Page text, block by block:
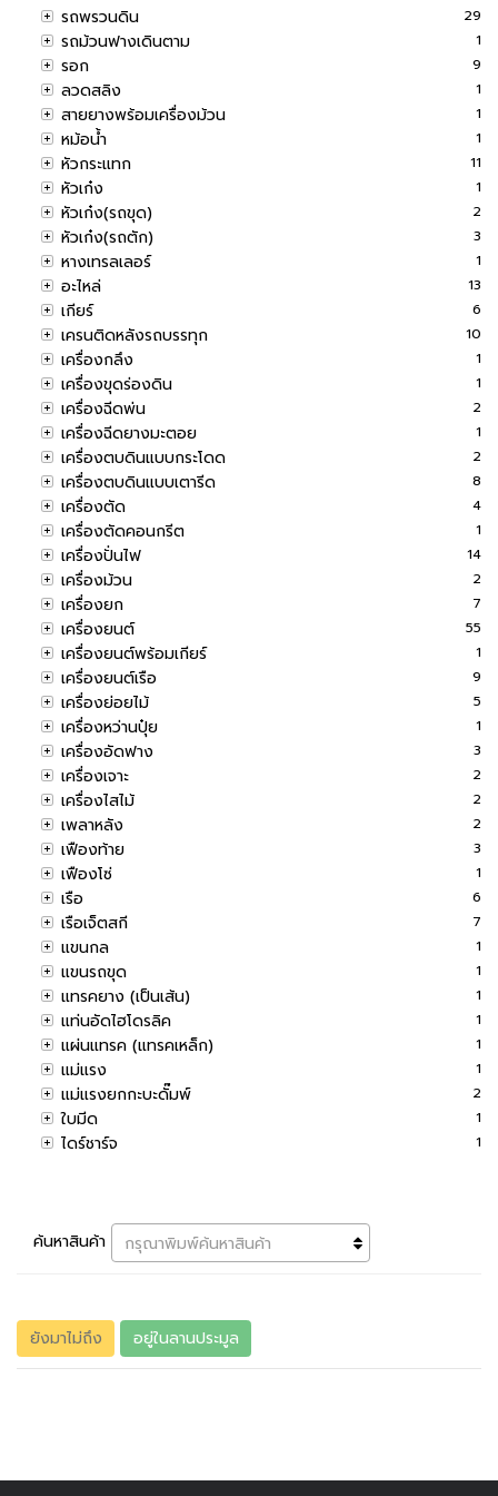
รถพรวนดิน 29
รถม้วนฟางเดินตาม 1
รอก 9
ลวดสลิง 1
สายยางพร้อมเครื่องม้วน 1
หม้อน้ำ 1
หัวกระแทก 11
หัวเก๋ง 1
หัวเก๋ง(รถขุด) 2
หัวเก๋ง(รถตัก) 3
หางเทรลเลอร์ 1
อะไหล่ 13
เกียร์ 6
เครนติดหลังรถบรรทุก 10
เครื่องกลึง 1
เครื่องขุดร่องดิน 1
เครื่องฉีดพ่น 2
เครื่องฉีดยางมะตอย 1
เครื่องตบดินแบบกระโดด 2
เครื่องตบดินแบบเตารีด 8
เครื่องตัด 4
เครื่องตัดคอนกรีต 1
เครื่องปั่นไฟ 14
เครื่องม้วน 2
เครื่องยก 7
เครื่องยนต์ 55
เครื่องยนต์พร้อมเกียร์ 1
เครื่องยนต์เรือ 9
เครื่องย่อยไม้ 5
เครื่องหว่านปุ๋ย 1
เครื่องอัดฟาง 3
เครื่องเจาะ 2
เครื่องไสไม้ 2
เพลาหลัง 2
เฟืองท้าย 3
เฟืองโซ่ 1
เรือ 6
เรือเจ็ตสกี 7
แขนกล 1
แขนรถขุด 1
แทรคยาง (เป็นเส้น) 1
แท่นอัดไฮโดรลิค 1
แผ่นแทรค (แทรคเหล็ก) 1
แม่แรง 1
แม่แรงยกกะบะดั๊มพ์ 2
ใบมีด 1
ไดร์ชาร์จ 1
ค้นหาสินค้า กรุณาพิมพ์ค้นหาสินค้า
ยังมาไม่ถึง อยู่ในลานประมูล